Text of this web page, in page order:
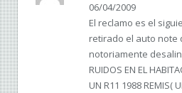
06/04/2009
El reclamo es el
retirado el auto note
notoriamente
RUIDOS EN EL
UN R11 1988 REMIS(